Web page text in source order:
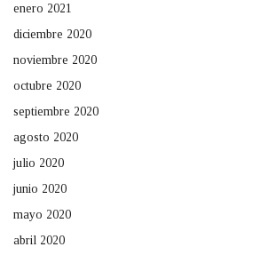
enero 2021
diciembre 2020
noviembre 2020
octubre 2020
septiembre 2020
agosto 2020
julio 2020
junio 2020
mayo 2020
abril 2020